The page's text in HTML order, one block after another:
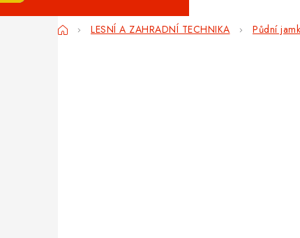
DomůLESNÍ A ZAHRADNÍ TECHNIKA Půdní